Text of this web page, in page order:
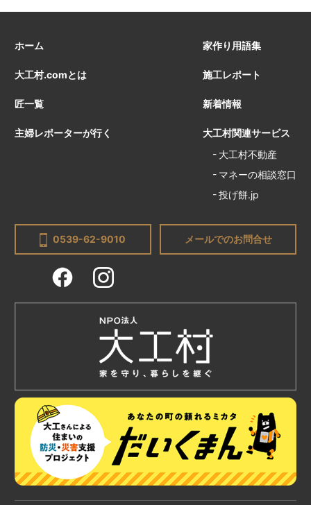
ホーム
大工村.comとは
匠一覧
主婦レポーターが行く
家作り用語集
施工レポート
新着情報
大工村関連サービス
大工村不動産
マネーの相談窓口
投げ餅.jp
0539-62-9010 メールでのお問合せ